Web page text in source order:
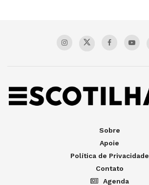
Sobre
Apoie
Política de Privacidade
Contato
Agenda